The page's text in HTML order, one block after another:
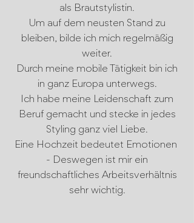
als Brautstylistin.
Um auf dem neusten Stand zu
bleiben, bilde ich mich regelmäßig
weiter.
Durch meine mobile Tätigkeit bin ich
in ganz Europa unterwegs.
Ich habe meine Leidenschaft zum
Beruf gemacht und stecke in jedes
Styling ganz viel Liebe.
Eine Hochzeit bedeutet Emotionen
- Deswegen ist mir ein
freundschaftliches Arbeitsverhältnis
sehr wichtig.